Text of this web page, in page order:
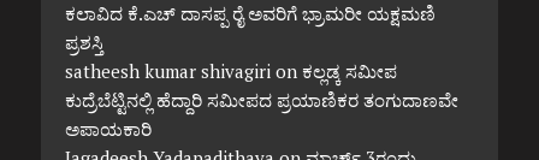
ಕಲಾವಿದ ಕೆ.ಎಚ್ ದಾಸಪ್ಪ ರೈ ಅವರಿಗೆ ಭ್ರಾಮರೀ ಯಕ್ಷಮಣಿ
ಪ್ರಶಸ್ತಿ
satheesh kumar shivagirion ಕಲ್ಲಡ್ಕ ಸಮೀಪ
ಕುದ್ರೆಬೆಟ್ಟಿನಲ್ಲಿ ಹೆದ್ದಾರಿ ಸಮೀಪದ ಪ್ರಯಾಣಿಕರ ತಂಗುದಾಣವೇ
ಅಪಾಯಕಾರಿ